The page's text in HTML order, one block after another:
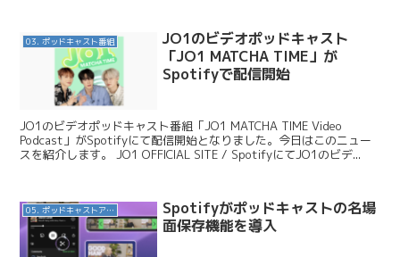
03. ポッドキャスト番組
JO1のビデオポッドキャスト
「JO1 MATCHA TIME」が
Spotifyで配信開始
JO1のビデオポッドキャスト番組「JO1 MATCHA TIME Video
Podcast」がSpotifyにて配信開始となりました。今日はこのニュー
スを紹介します。 JO1 OFFICIAL SITE / SpotifyにてJO1のビデ...
05. ポッドキャストアプリ
Spotifyがポッドキャストの名場
面保存機能を導入